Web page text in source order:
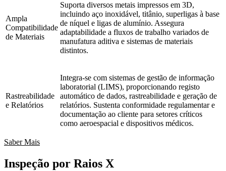
Ampla
Compatibilidade
de Materiais
Suporta diversos metais impressos em 3D,
incluindo aço inoxidável, titânio, superligas à base
de níquel e ligas de alumínio. Assegura
adaptabilidade a fluxos de trabalho variados de
manufatura aditiva e sistemas de materiais
distintos.
Rastreabilidade
e Relatórios
Integra-se com sistemas de gestão de informação
laboratorial (LIMS), proporcionando registo
automático de dados, rastreabilidade e geração de
relatórios. Sustenta conformidade regulamentar e
documentação ao cliente para setores críticos
como aeroespacial e dispositivos médicos.
Saber Mais
Inspeção por Raios X